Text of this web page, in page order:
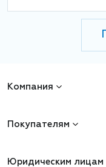
Компания
Покупателям
Юридическим лицам